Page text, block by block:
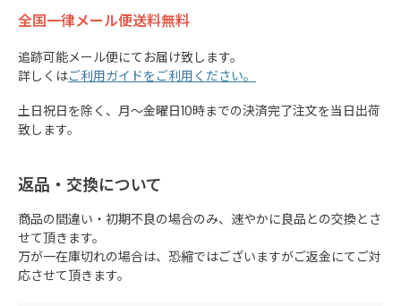
全国一律メール便送料無料
追跡可能メール便にてお届け致します。
詳しくはご利用ガイドをご利用ください。
土日祝日を除く、月～金曜日10時までの決済完了注文を当日出荷
致します。
返品・交換について
商品の間違い・初期不良の場合のみ、速やかに良品との交換とさ
せて頂きます。
万が一在庫切れの場合は、恐縮ではございますがご返金にてご対
応させて頂きます。